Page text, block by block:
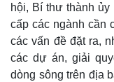
Kinh tế
Bất động sản
Khởi nghiệp
hội, Bí thư thành
cấp các ngành cần
các vấn đề đặt ra,
các dự án, giải
dòng sông trên địa